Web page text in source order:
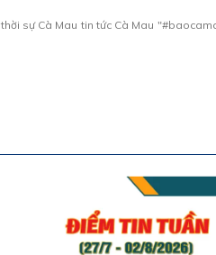
thời sự Cà Mau tin tức Cà Mau